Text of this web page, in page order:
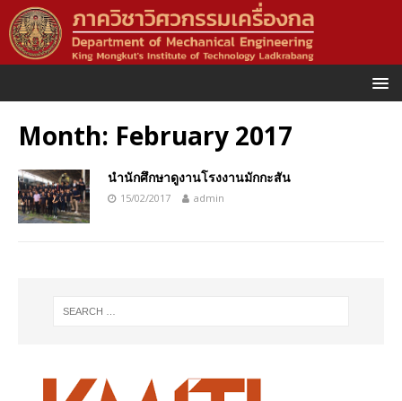
Month: February 2017
นำนักศึกษาดูงานโรงงานมักกะสัน
15/02/2017 admin